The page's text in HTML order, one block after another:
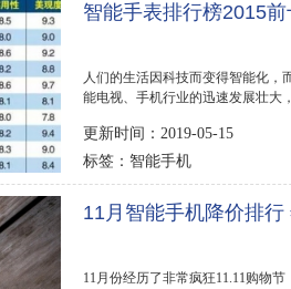
智能手表排行榜2015
人们的生活因科技而变得智能化，
能电视、手机行业的迅速发展壮大
更新时间：2019-05-15
标签： 智能手机
11月智能手机降价排
11月份经历了非常疯狂11.11购物